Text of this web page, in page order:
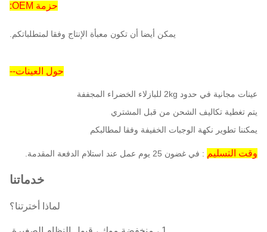
حزمة OEM:
يمكن أيضا أن تكون معبأة الإنتاج وفقا لمتطلباتكم.
حول العينات--
عينات مجانية في حدود 2kg للبازلاء الخضراء المجففة
يتم تغطية تكاليف الشحن من قبل المشتري
يمكننا تطوير نكهة الوجبات الخفيفة وفقا لمطالبكم
وقت التسليم : في غضون 25 يوم عمل عند استلام الدفعة المقدمة.
خدماتنا
لماذا أخترتنا؟